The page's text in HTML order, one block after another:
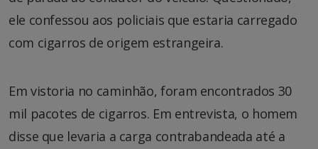
ele confessou aos policiais que estaria carregado
com cigarros de origem estrangeira.
Em vistoria no caminhão, foram encontrados 30
mil pacotes de cigarros. Em entrevista, o homem
disse que levaria a carga contrabandeada até a